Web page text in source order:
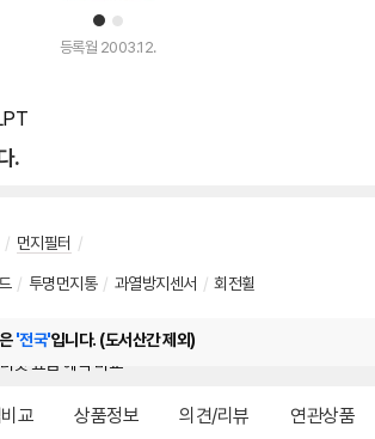
1 2
등록월 2003.12.
.
/ 먼지필터 /
/ 투명먼지통 / 과열방지센서 / 회전휠
'전국'입니다. (도서산간 제외)
교 상품정보 의견/리뷰 연관상품